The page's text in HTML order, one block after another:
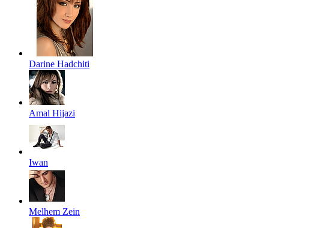
Darine Hadchiti
Amal Hijazi
Iwan
Melhem Zein